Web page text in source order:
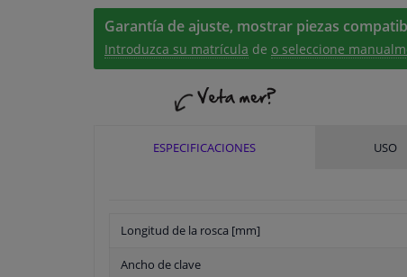
Garantía de ajuste, mostrar piezas
Introduzca su matrícula de o seleccione
ESPECIFICACIONES USO
Longitud de la rosca [mm]
Ancho de clave